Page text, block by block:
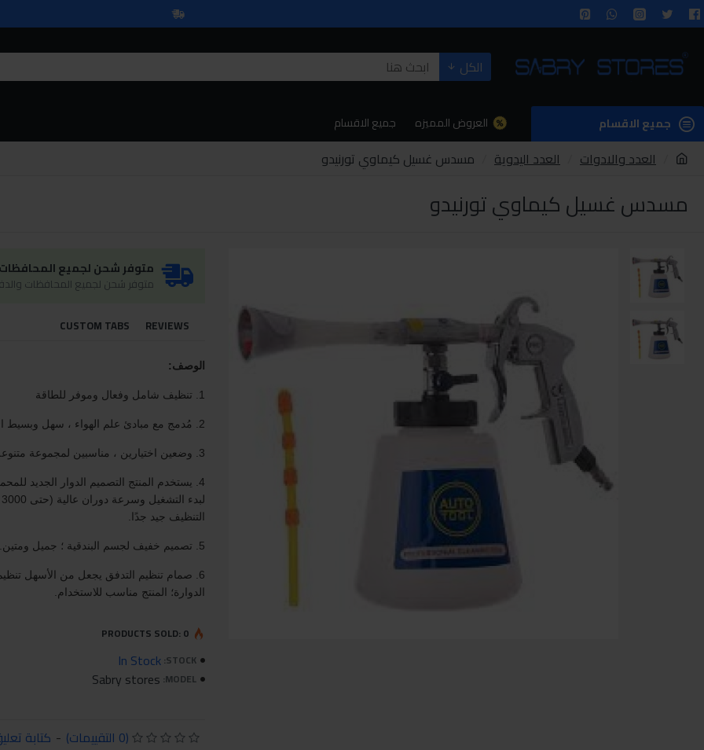
الكل
جميع الاقسام العروض المميزه جميع الاقسام
العدد والادوات العدد اليدوية مسدس غسيل كيماوي تورنيدو
مسدس غسيل كيماوي تورنيدو
متوفر شحن لجميع المحافظات
متوفر شحن لجميع المحافظات
REVIEWS
CUSTOM TABS
الوصف:
1. تنظيف شامل وفعال وموفر للطاقة
2. مُدمج مع مبادئ علم الهواء ، سهل وبسيط الاستخدام.
3. وضعين اختيارين ، مناسبين لمجموعة متنوعة من المناسبات.
4. يستخدم المنتج التصميم الدوار
التنظيف جيد جدًا.
5. تصميم خفيف لجسم البندقية ؛ جميل ومتين.
6. صمام تنظيم التدفق يجعل من الأسهل
الدوارة؛ المنتج مناسب للاستخدام.
STOCK:
In Stock
MODEL:
Sabry stores
PRODUCTS SOLD: 0
(0 التقييمات) - كتابة